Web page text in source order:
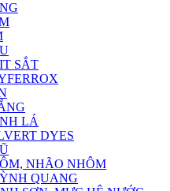
SẮT
LÁ
DYES
NHÃO NHÔM
QUANG